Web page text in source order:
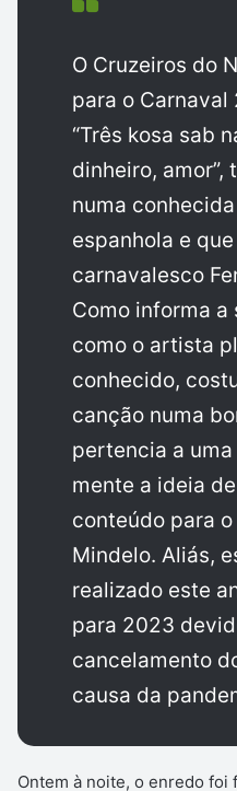
O Cruzeiros do
para o
“Três kosa sab
dinheiro, amor”,
numa
espanhola e
carnavalesco
Como informa a
como o artista
conhecido,
canção numa
pertencia a
mente a ideia
conteúdo para
Mindelo. Aliás,
realizado este
para 2023
cancelamento
causa da
Ontem à noite, o enredo foi